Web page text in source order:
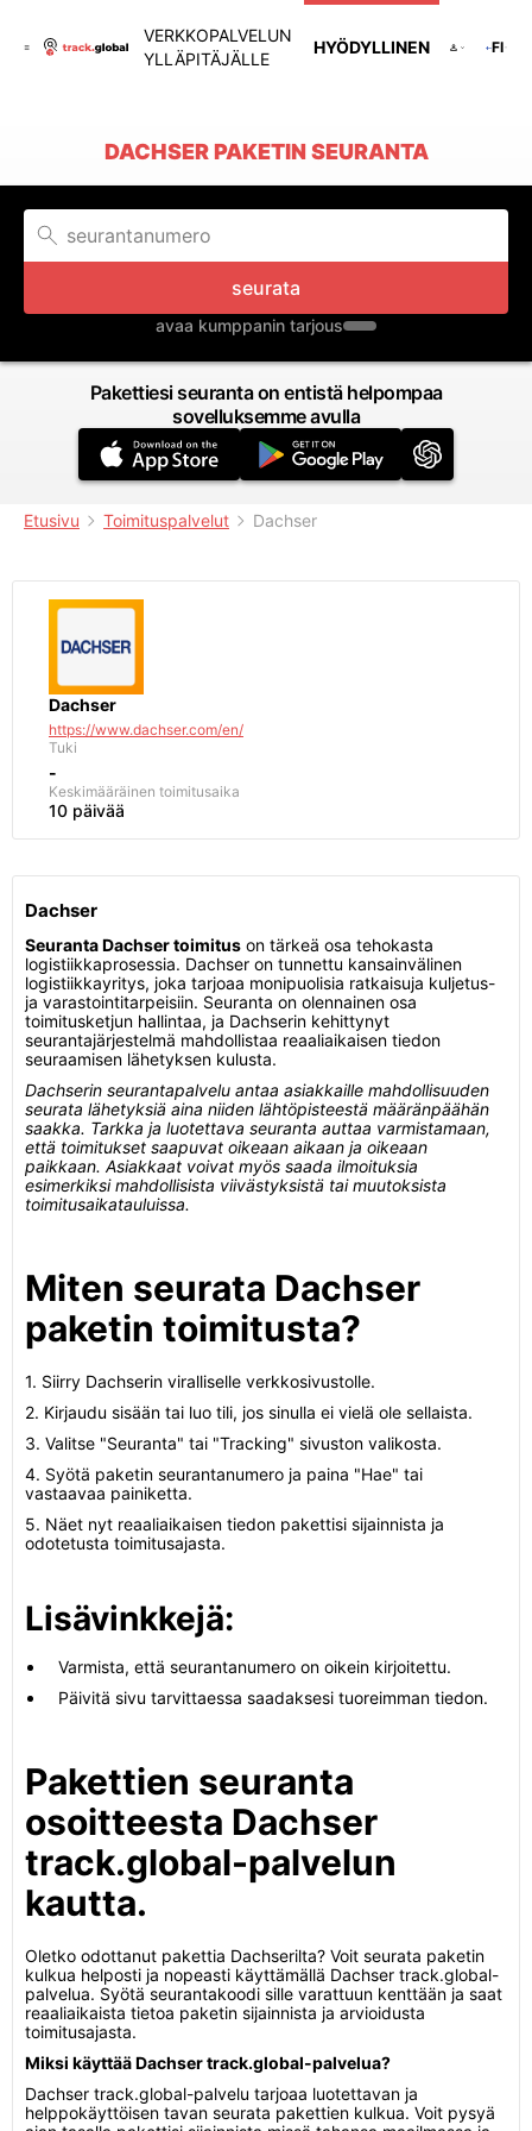
VERKKOPALVELUN
YLLÄPITÄJÄLLE
HYÖDYLLINEN FI
DACHSER PAKETIN SEURANTA
seurata
avaa kumppanin tarjous
Pakettiesi seuranta on entistä helpompaa
sovelluksemme avulla
Etusivu Toimituspalvelut Dachser
Dachser
https://www.dachser.com/en/
Tuki
-
Keskimääräinen toimitusaika
10 päivää
Dachser
Seuranta Dachser toimitus on tärkeä osa tehokasta
logistiikkaprosessia. Dachser on tunnettu kansainvälinen
logistiikkayritys, joka tarjoaa monipuolisia ratkaisuja kuljetus-
ja varastointitarpeisiin. Seuranta on olennainen osa
toimitusketjun hallintaa, ja Dachserin kehittynyt
seurantajärjestelmä mahdollistaa reaaliaikaisen tiedon
seuraamisen lähetyksen kulusta.
Dachserin seurantapalvelu antaa asiakkaille mahdollisuuden
seurata lähetyksiä aina niiden lähtöpisteestä määränpäähän
saakka. Tarkka ja luotettava seuranta auttaa varmistamaan,
että toimitukset saapuvat oikeaan aikaan ja oikeaan
paikkaan. Asiakkaat voivat myös saada ilmoituksia
esimerkiksi mahdollisista viivästyksistä tai muutoksista
toimitusaikatauluissa.
Miten seurata Dachser
paketin toimitusta?
1. Siirry Dachserin viralliselle verkkosivustolle.
2. Kirjaudu sisään tai luo tili, jos sinulla ei vielä ole sellaista.
3. Valitse "Seuranta" tai "Tracking" sivuston valikosta.
4. Syötä paketin seurantanumero ja paina "Hae" tai
vastaavaa painiketta.
5. Näet nyt reaaliaikaisen tiedon pakettisi sijainnista ja
odotetusta toimitusajasta.
Lisävinkkejä:
Varmista, että seurantanumero on oikein kirjoitettu.
Päivitä sivu tarvittaessa saadaksesi tuoreimman tiedon.
Pakettien seuranta
osoitteesta Dachser
track.global-palvelun
kautta.
Oletko odottanut pakettia Dachserilta? Voit seurata paketin
kulkua helposti ja nopeasti käyttämällä Dachser track.global-
palvelua. Syötä seurantakoodi sille varattuun kenttään ja saat
reaaliaikaista tietoa paketin sijainnista ja arvioidusta
toimitusajasta.
Miksi käyttää Dachser track.global-palvelua?
Dachser track.global-palvelu tarjoaa luotettavan ja
helppokäyttöisen tavan seurata pakettien kulkua. Voit pysyä